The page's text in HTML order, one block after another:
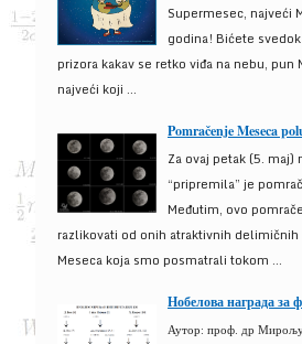
Supermesec, najveći
godina! Bićete
prizora kakav se retko viđa na nebu, pun
najveći koji ...
Pomračenje Meseca
Za ovaj petak (5. maj)
“pripremila” je
Međutim, ovo
razlikovati od onih atraktivnih
Meseca koja smo posmatrali tokom ...
Нобелова награда за
Аутор: проф. др